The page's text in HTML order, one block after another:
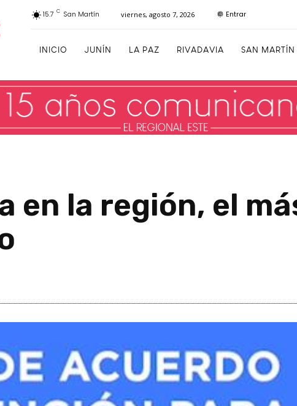
15.7 C San Martín viernes, agosto 7, 2026 Entrar
INICIO JUNÍN LA PAZ RIVADAVIA SAN MARTÍN
en la región, el